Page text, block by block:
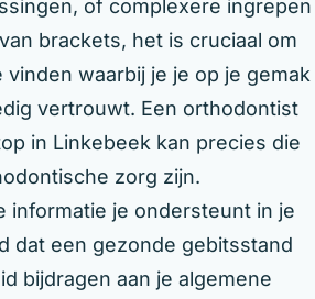
of complexere ingrepen
brackets, het is cruciaal om
waarbij je je op je gemak
vertrouwt. Een orthodontist
in Linkebeek kan precies die
zorg zijn.
informatie je ondersteunt in je
dat een gezonde gebitsstand
bijdragen aan je algemene